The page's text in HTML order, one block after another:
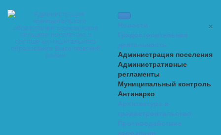
×
Новости
Градостроительная
деятельность
Администрация поселения
Административные
регламенты
Муниципальный контроль
Антинарко
Архитектура и
градостроительство
Противодействие
коррупции